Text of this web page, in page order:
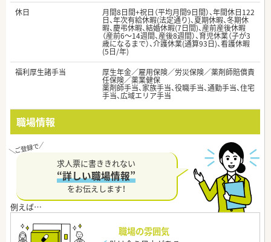
休日
月間8日間+祝日（平均月間9日間）、年間休日122
日、年次有給休暇(法定通り)、夏期休暇、冬期休
暇、慶弔休暇、結婚休暇(7日間)、産前産後休暇
（産前6～14週間、産後8週間）、育児休業（子が3
歳になるまで）、介護休業(通算93日)、看護休暇
(5日/年)
福利厚生諸手当
厚生年金／雇用保険／労災保険／薬剤師賠償責
任保険／薬業健保
薬剤師手当、家族手当、役職手当、通勤手当、住宅
手当、広域エリア手当
職場情報
求人票に書ききれない
“詳しい職場情報”
をお伝えします！
職場の雰囲気